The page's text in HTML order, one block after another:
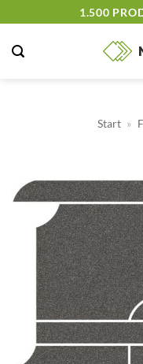
springen
1.500
Start »